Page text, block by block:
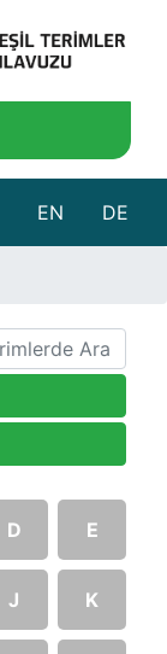
EN DE
D E
J K